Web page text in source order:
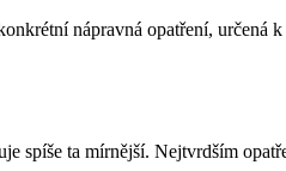
nápravná opatření, určená
spíše ta mírnější. Nejtvrdším